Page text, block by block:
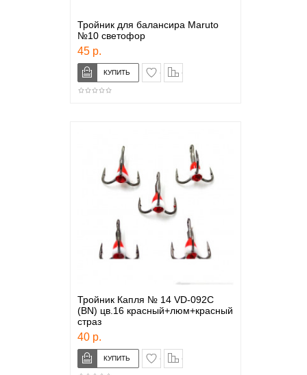
Тройник для балансира Maruto
№10 светофор
45 р.
в закладки
Тройник Капля № 14 VD-092C
(BN) цв.16 красный+люм+красный
страз
40 р.
в закладки